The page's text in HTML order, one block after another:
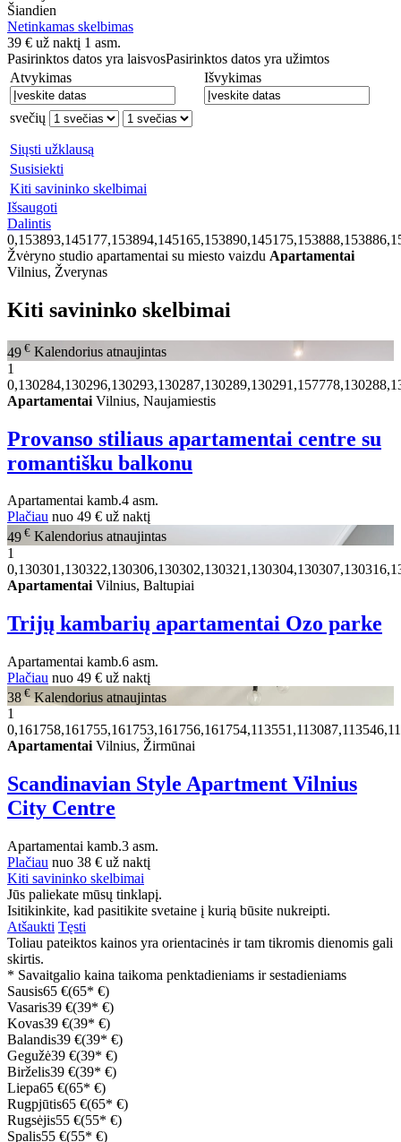
Šiandien
Netinkamas skelbimas
39 € už naktį 1 asm.
Pasirinktos datos yra laisvosPasirinktos datos yra užimtos
Atvykimas
Išvykimas
svečių
Siųsti užklausą
Susisiekti
Kiti savininko skelbimai
Išsaugoti
Dalintis
Žvėryno studio apartamentai su miesto vaizdu Apartamentai
Vilnius, Žverynas
Kiti savininko skelbimai
49 € Kalendorius atnaujintas
1
Apartamentai Vilnius, Naujamiestis
Provanso stiliaus apartamentai centre su
romantišku balkonu
Apartamentai kamb.4 asm.
Plačiau nuo 49 € už naktį
49 € Kalendorius atnaujintas
1
Apartamentai Vilnius, Baltupiai
Trijų kambarių apartamentai Ozo parke
Apartamentai kamb.6 asm.
Plačiau nuo 49 € už naktį
38 € Kalendorius atnaujintas
1
Apartamentai Vilnius, Žirmūnai
Scandinavian Style Apartment Vilnius
City Centre
Apartamentai kamb.3 asm.
Plačiau nuo 38 € už naktį
Kiti savininko skelbimai
Jūs paliekate mūsų tinklapį.
Isitikinkite, kad pasitikite svetaine į kurią būsite nukreipti.
Atšaukti Tęsti
Toliau pateiktos kainos yra orientacinės ir tam tikromis dienomis gali
skirtis.
* Savaitgalio kaina taikoma penktadieniams ir sestadieniams
Sausis65 €(65* €)
Vasaris39 €(39* €)
Kovas39 €(39* €)
Balandis39 €(39* €)
Gegužė39 €(39* €)
Birželis39 €(39* €)
Liepa65 €(65* €)
Rugpjūtis65 €(65* €)
Rugsėjis55 €(55* €)
Spalis55 €(55* €)